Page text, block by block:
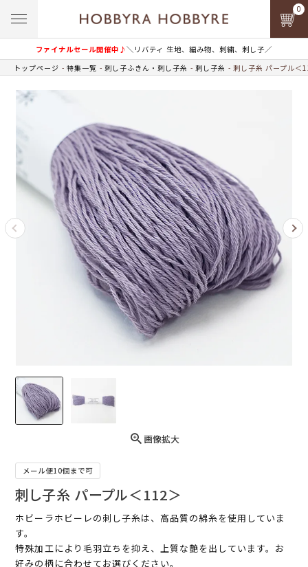
ファイナルセール開催中♪＼リバティ 生地、編み物、刺繍、刺し子／
0
トップページ 特集一覧 刺し子ふきん・刺し子糸 刺し子糸 刺し子糸 パープル＜
画像拡大
メール便10個まで可
刺し子糸 パープル＜112＞
ホビーラホビーレの刺し子糸は、高品質の綿糸を使用していま
す。
特殊加工により毛羽立ちを抑え、上質な艶を出しています。お
好みの柄に合わせてお選びください。